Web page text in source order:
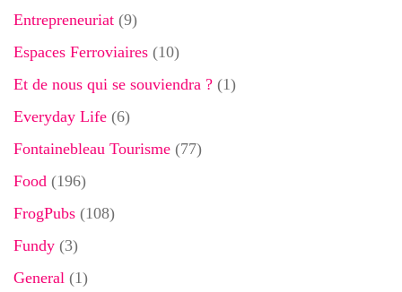
Entrepreneuriat (9)
Espaces Ferroviaires (10)
Et de nous qui se souviendra ? (1)
Everyday Life (6)
Fontainebleau Tourisme (77)
Food (196)
FrogPubs (108)
Fundy (3)
General (1)